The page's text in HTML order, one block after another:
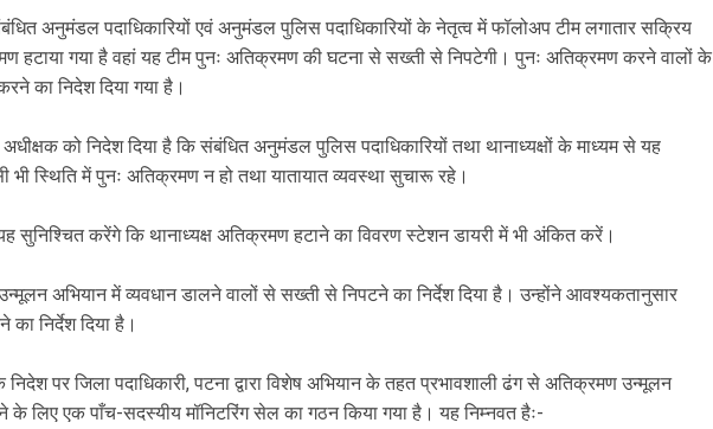
अनुमंडल पदाधिकारियों एवं अनुमंडल पुलिस पदाधिकारियों के नेतृत्व में फॉलोअप टीम लगातार सक्रिय
हटाया गया है वहां यह टीम पुनः अतिक्रमण की घटना से सख्ती से निपटेगी। पुनः अतिक्रमण करने वालों के
का निदेश दिया गया है।
को निदेश दिया है कि संबंधित अनुमंडल पुलिस पदाधिकारियों तथा थानाध्यक्षों के माध्यम से यह
भी स्थिति में पुनः अतिक्रमण न हो तथा यातायात व्यवस्था सुचारू रहे।
सुनिश्चित करेंगे कि थानाध्यक्ष अतिक्रमण हटाने का विवरण स्टेशन डायरी में भी अंकित करें।
अभियान में व्यवधान डालने वालों से सख्ती से निपटने का निर्देश दिया है। उन्होंने आवश्यकतानुसार
का निर्देश दिया है।
पर जिला पदाधिकारी, पटना द्वारा विशेष अभियान के तहत प्रभावशाली ढंग से अतिक्रमण उन्मूलन
के लिए एक पाँच-सदस्यीय मॉनिटरिंग सेल का गठन किया गया है। यह निम्नवत हैः-